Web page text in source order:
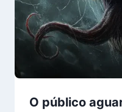
O público